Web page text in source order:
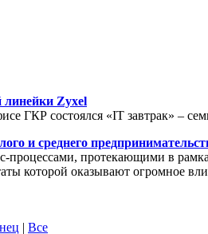
линейки Zyxel
ГКР состоялся «IT завтрак» –
и среднего
процессами, протекающими в
которой оказывают огромное
| Все